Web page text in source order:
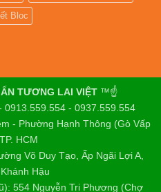
Bloc
TƯƠNG LAI VIỆT ™☝️
0913.559.554 - 0937.559.554
- Phường Hạnh Thông (Gò Vấp
HCM
Võ Duy Tạo, Ấp Ngãi Lợi A,
Hậu
554 Nguyễn Tri Phương (Chợ